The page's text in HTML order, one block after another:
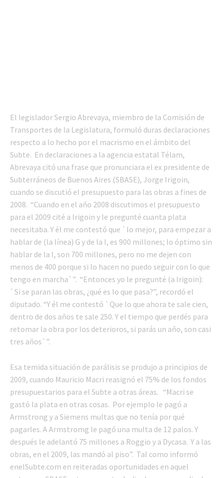
El legislador Sergio Abrevaya, miembro de la Comisión de
Transportes de la Legislatura, formuló duras declaraciones
respecto a lo hecho por el macrismo en el ámbito del
Subte. En declaraciones a la agencia estatal Télam,
Abrevaya citó una frase que pronunciara el ex presidente de
Subterráneos de Buenos Aires (SBASE), Jorge Irigoin,
cuando se discutió el presupuesto para las obras a fines de
2008. “Cuando en el año 2008 discutimos el presupuesto
para el 2009 cité a Irigoin y le pregunté cuanta plata
necesitaba. Y él me contestó que `lo mejor, para empezar a
hablar de (la línea) G y de la I, es 900 millones; lo óptimo sin
hablar de la I, son 700 millones, pero no me dejen con
menos de 400 porque si lo hacen no puedo seguir con lo que
tengo en marcha`”. “Entonces yo le pregunté (a Irigoin):
`Si se paran las obras, ¿qué es lo que pasa?”, recordó el
diputado. “Y él me contestó `Que lo que ahora te sale cien,
dentro de dos años te sale 250. Y el tiempo que perdés para
retomar la obra por los deterioros, si parás un año, son casi
tres años`”.
Esa temida situación de parálisis se produjo a principios de
2009, cuando Mauricio Macri reasignó el 75% de los fondos
presupuestarios para el Subte a otras áreas. “Macri se
gastó la plata en otras cosas. Por ejemplo le pagó a
Armstrong y a Siemens multas que no tenía por qué
pagarles. A Armstromg le pagó una multa de 12 palos. Y
después le adelantó 75 millones a Roggio y a Dycasa. Y a las
obras, en el 2009, las mandó al piso”. Tal como informó
enelSubte.com en reiteradas oportunidades en aquel